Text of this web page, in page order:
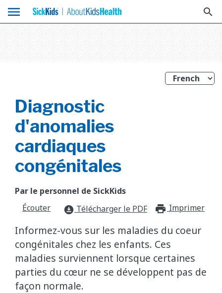
menu search
Diagnostic
d'anomalies
cardiaques
congénitales
Par le personnel de SickKids
Écouter
download_for_offline Télécharger le PDF Imprimer
Informez-vous sur les maladies du coeur
congénitales chez les enfants. Ces
maladies surviennent lorsque certaines
parties du cœur ne se développent pas de
façon normale.